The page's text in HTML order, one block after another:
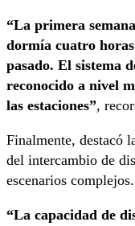
“La primera
dormía cuatro
pasado. El sistema
reconocido a nivel
las estaciones”,
Finalmente, destacó
del intercambio de
escenarios complejos.
“La capacidad de